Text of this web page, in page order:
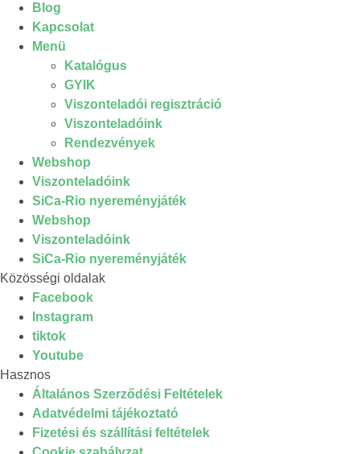
Blog
Kapcsolat
Menü
Katalógus
GYIK
Viszonteladói regisztráció
Viszonteladóink
Rendezvények
Webshop
Viszonteladóink
SiCa-Rio nyereményjáték
Webshop
Viszonteladóink
SiCa-Rio nyereményjáték
Közösségi oldalak
Facebook
Instagram
tiktok
Youtube
Hasznos
Általános Szerződési Feltételek
Adatvédelmi tájékoztató
Fizetési és szállítási feltételek